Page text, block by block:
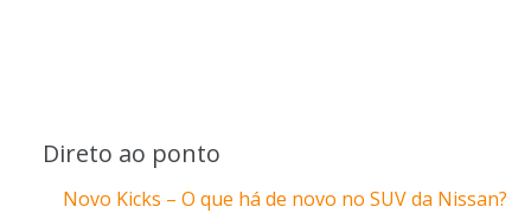
Direto ao ponto
Novo Kicks – O que há de novo no SUV da Nissan?